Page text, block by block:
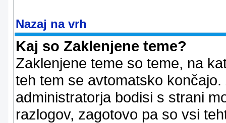
Nazaj na vrh
Kaj so Zaklenjene teme?
Zaklenjene teme so teme, na
teh tem se avtomatsko
administratorja bodisi s strani
razlogov, zagotovo pa so vsi